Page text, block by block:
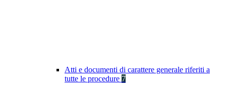
Atti e documenti di carattere generale riferiti a
tutte le procedure 7